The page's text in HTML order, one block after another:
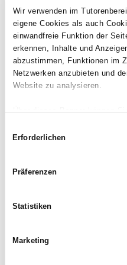
Wir verwenden im
eigene Cookies als auch
einwandfreie Funktion der
erkennen, Inhalte und
abzustimmen, Funktionen im
Netzwerken anzubieten und
Website zu analysieren.
sind Cookies, die für die
erforderlich sind. Eine
bestimmte Funktionen (z. B.
Inhalten in sozialen
Darstellung der Website)
bzw. die nicht unbedingt
Erforderlichen
Präferenzen
Statistiken
Marketing
ist
4
Der